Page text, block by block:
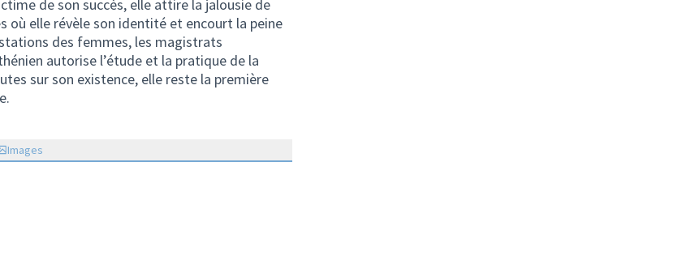
de son succès, elle attire la jalousie de
où elle révèle son identité et encourt la peine
des femmes, les magistrats
autorise l’étude et la pratique de la
sur son existence, elle reste la première
Images